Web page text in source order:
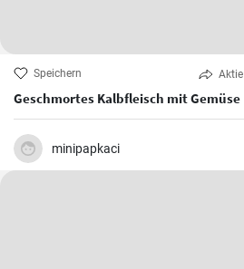
Speichern Aktie
Geschmortes Kalbfleisch mit Gemüse
minipapkaci